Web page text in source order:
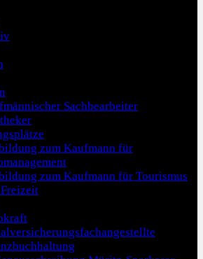
Sachbearbeiter
zum Kaufmann für
zum Kaufmann für Tourismus